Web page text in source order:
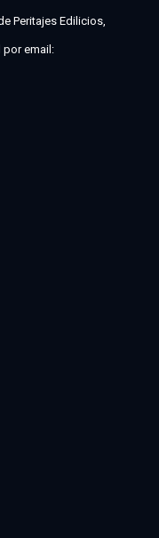
Peritajes Edilicios,
por email: